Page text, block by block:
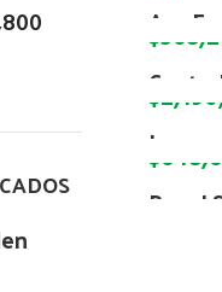
Apc
120v
Solar
$
$
Panel
$